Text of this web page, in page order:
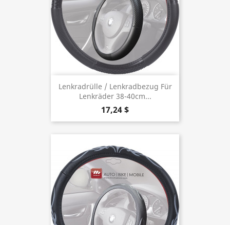
Lenkradrülle / Lenkradbezug Für
Lenkräder 38-40cm...
17,24 $